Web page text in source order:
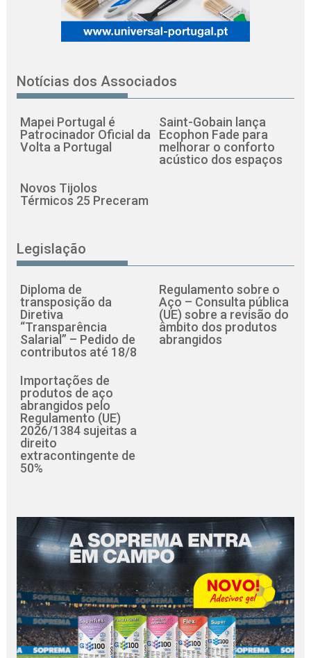
Notícias dos Associados
Mapei Portugal é
Patrocinador Oficial da
Volta a Portugal
Saint-Gobain lança
Ecophon Fade para
melhorar o conforto
acústico dos espaços
Novos Tijolos
Térmicos 25 Preceram
Legislação
Diploma de
transposição da
Diretiva
“Transparência
Salarial” – Pedido de
contributos até 18/8
Regulamento sobre o
Aço – Consulta pública
(UE) sobre a revisão do
âmbito dos produtos
abrangidos
Importações de
produtos de aço
abrangidos pelo
Regulamento (UE)
2026/1384 sujeitas a
direito
extracontingente de
50%